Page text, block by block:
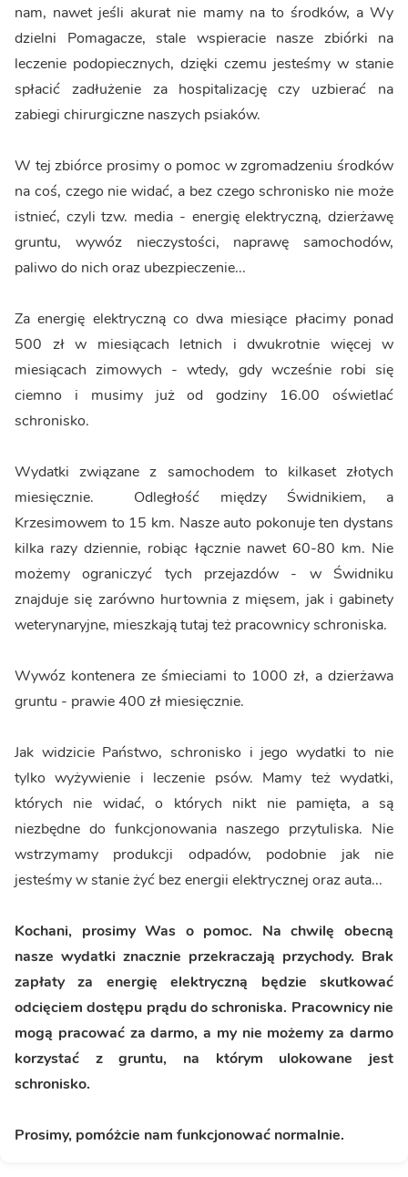
nam, nawet jeśli akurat nie mamy na to środków, a Wy
dzielni Pomagacze, stale wspieracie nasze zbiórki na
leczenie podopiecznych, dzięki czemu jesteśmy w stanie
spłacić zadłużenie za hospitalizację czy uzbierać na
zabiegi chirurgiczne naszych psiaków.
W tej zbiórce prosimy o pomoc w zgromadzeniu środków
na coś, czego nie widać, a bez czego schronisko nie może
istnieć, czyli tzw. media - energię elektryczną, dzierżawę
gruntu, wywóz nieczystości, naprawę samochodów,
paliwo do nich oraz ubezpieczenie...
Za energię elektryczną co dwa miesiące płacimy ponad
500 zł w miesiącach letnich i dwukrotnie więcej w
miesiącach zimowych - wtedy, gdy wcześnie robi się
ciemno i musimy już od godziny 16.00 oświetlać
schronisko.
Wydatki związane z samochodem to kilkaset złotych
miesięcznie. Odległość między Świdnikiem, a
Krzesimowem to 15 km. Nasze auto pokonuje ten dystans
kilka razy dziennie, robiąc łącznie nawet 60-80 km. Nie
możemy ograniczyć tych przejazdów - w Świdniku
znajduje się zarówno hurtownia z mięsem, jak i gabinety
weterynaryjne, mieszkają tutaj też pracownicy schroniska.
Wywóz kontenera ze śmieciami to 1000 zł, a dzierżawa
gruntu - prawie 400 zł miesięcznie.
Jak widzicie Państwo, schronisko i jego wydatki to nie
tylko wyżywienie i leczenie psów. Mamy też wydatki,
których nie widać, o których nikt nie pamięta, a są
niezbędne do funkcjonowania naszego przytuliska. Nie
wstrzymamy produkcji odpadów, podobnie jak nie
jesteśmy w stanie żyć bez energii elektrycznej oraz auta...
Kochani, prosimy Was o pomoc. Na chwilę obecną
nasze wydatki znacznie przekraczają przychody. Brak
zapłaty za energię elektryczną będzie skutkować
odcięciem dostępu prądu do schroniska. Pracownicy nie
mogą pracować za darmo, a my nie możemy za darmo
korzystać z gruntu, na którym ulokowane jest
schronisko.
Prosimy, pomóżcie nam funkcjonować normalnie.